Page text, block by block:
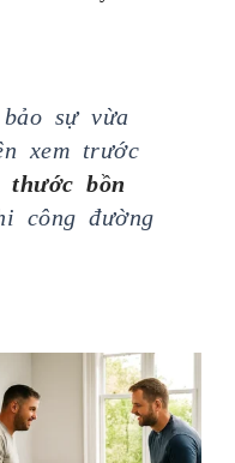
sự vừa
xem trước
thước bồn
công đường